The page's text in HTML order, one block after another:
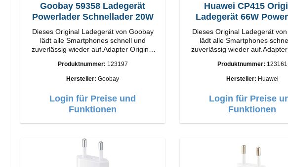
Goobay 59358 Ladegerät
Powerlader Schnellader 20W
Dieses Original Ladegerät von Goobay
lädt alle Smartphones schnell und
zuverlässig wieder auf.Adapter Original
Anschlüsse: USB-C Output: 20W Farbe:
Weiß
Produktnummer: 123197
Hersteller: Goobay
Login für Preise und
Funktionen
Huawei CP415
Ladegerät 66W
Dieses Original Ladegerät
lädt alle Smartphones
zuverlässig wieder auf.Adapter
Anschlüsse: USB-C Output: 66W Farbe:
Weiss
Produktnummer: 123161
Hersteller: Huawei
Login für Preise
Funktionen